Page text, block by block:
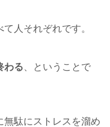
人それぞれです。
わる 、ということで
無駄にストレスを溜め